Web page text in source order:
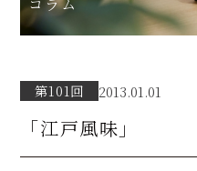
第101回 2013.01.01
「江戸風味」